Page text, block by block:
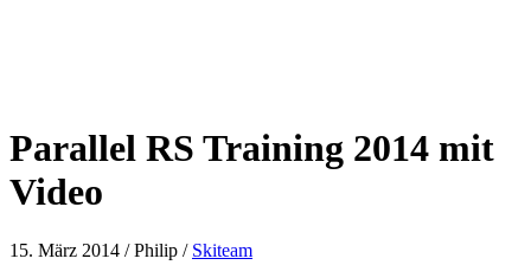
Parallel RS Training 2014 mit
Video
15. März 2014 /Philip / Skiteam